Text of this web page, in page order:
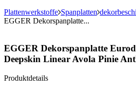
Plattenwerkstoffe Spanplatten
EGGER Dekorspanplatte...
EGGER Dekorspanplatte
Deepskin Linear Avola Pinie
Produktdetails